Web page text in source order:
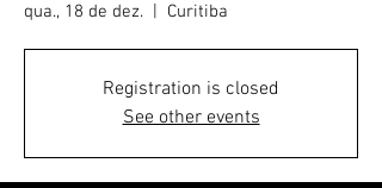
qua., 18 de dez. Curitiba
Registration is closed
See other events